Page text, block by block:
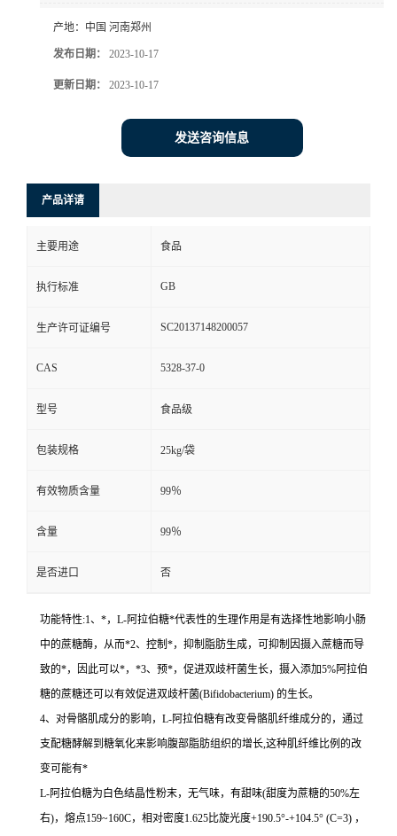
产地： 中国 河南郑州
发布日期： 2023-10-17
更新日期： 2023-10-17
发送咨询信息
产品详请
主要用途 食品
执行标准 GB
生产许可证编号 SC20137148200057
CAS 5328-37-0
型号 食品级
包装规格 25kg/袋
有效物质含量 99％
含量 99％
是否进口 否
功能特性:1、*，L-阿拉伯糖*代表性的生理作用是有选择性地影响小肠
中的蔗糖酶，从而*2、控制*，抑制脂肪生成，可抑制因摄入蔗糖而导
致的*，因此可以*，*3、预*，促进双歧杆菌生长，摄入添加5%阿拉伯
糖的蔗糖还可以有效促进双歧杆菌(Bifidobacterium) 的生长。
4、对骨骼肌成分的影响，L-阿拉伯糖有改变骨骼肌纤维成分的，通过
支配糖酵解到糖氧化来影响腹部脂肪组织的增长,这种肌纤维比例的改
变可能有*
L-阿拉伯糖为白色结晶性粉末，无气味，有甜味(甜度为蔗糖的50%左
右)，熔点159~160C，相对密度1.625比旋光度+190.5°-+104.5° (C=3) ，